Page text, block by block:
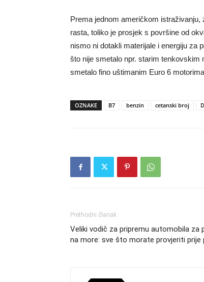
Prema jednom američkom
rasta, toliko je prosjek s površine od
nismo ni dotakli materijale i energiju za
što nije smetalo npr. starim tenkovskim
smetalo fino uštimanim Euro 6
OZNAKE B7 benzin cetanski broj
Prethodni članak
Veliki vodič za pripremu automobila za
na more: sve što morate provjeriti prije